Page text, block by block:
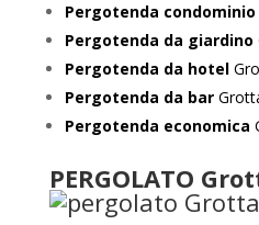
Pergotenda condominio
Pergotenda da giardino
Pergotenda da hotel
Pergotenda da bar
Pergotenda economica
PERGOLATO